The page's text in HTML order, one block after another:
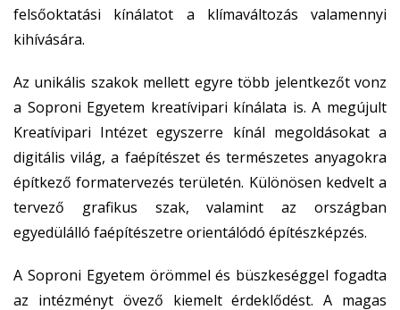
felsőoktatási kínálatot a klímaváltozás valamennyi
kihívására.
Az unikális szakok mellett egyre több jelentkezőt vonz
a Soproni Egyetem kreatívipari kínálata is. A megújult
Kreatívipari Intézet egyszerre kínál megoldásokat a
digitális világ, a faépítészet és természetes anyagokra
építkező formatervezés területén. Különösen kedvelt a
tervező grafikus szak, valamint az országban
egyedülálló faépítészetre orientálódó építészképzés.
A Soproni Egyetem örömmel és büszkeséggel fogadta
az intézményt övező kiemelt érdeklődést. A magas